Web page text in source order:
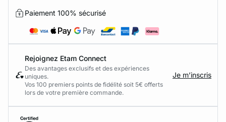
Paiement 100% sécurisé
Rejoignez Etam Connect
Des avantages exclusifs et des expériences
uniques.
Vos 100 premiers points de fidélité soit 5€ offerts
lors de votre première commande.​
Je m’inscris